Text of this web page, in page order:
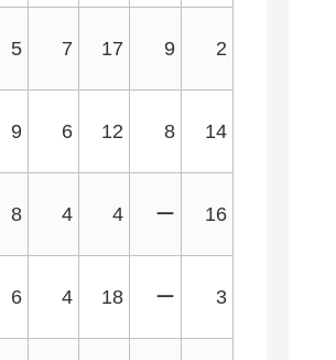
5 7 17 9 2
9 6 12 8 14
8 4 4 ー 16
6 4 18 ー 3